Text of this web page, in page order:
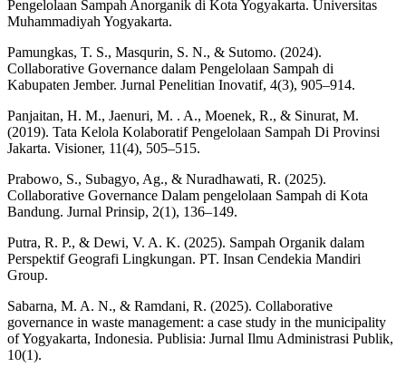
Pengelolaan Sampah Anorganik di Kota Yogyakarta. Universitas
Muhammadiyah Yogyakarta.
Pamungkas, T. S., Masqurin, S. N., & Sutomo. (2024).
Collaborative Governance dalam Pengelolaan Sampah di
Kabupaten Jember. Jurnal Penelitian Inovatif, 4(3), 905–914.
Panjaitan, H. M., Jaenuri, M. . A., Moenek, R., & Sinurat, M.
(2019). Tata Kelola Kolaboratif Pengelolaan Sampah Di Provinsi
Jakarta. Visioner, 11(4), 505–515.
Prabowo, S., Subagyo, Ag., & Nuradhawati, R. (2025).
Collaborative Governance Dalam pengelolaan Sampah di Kota
Bandung. Jurnal Prinsip, 2(1), 136–149.
Putra, R. P., & Dewi, V. A. K. (2025). Sampah Organik dalam
Perspektif Geografi Lingkungan. PT. Insan Cendekia Mandiri
Group.
Sabarna, M. A. N., & Ramdani, R. (2025). Collaborative
governance in waste management: a case study in the municipality
of Yogyakarta, Indonesia. Publisia: Jurnal Ilmu Administrasi Publik,
10(1).